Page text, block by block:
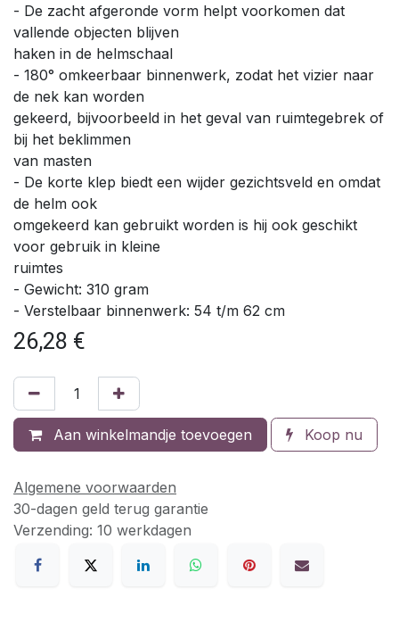
- De zacht afgeronde vorm helpt voorkomen dat
vallende objecten blijven
haken in de helmschaal
- 180° omkeerbaar binnenwerk, zodat het vizier naar
de nek kan worden
gekeerd, bijvoorbeeld in het geval van ruimtegebrek of
bij het beklimmen
van masten
- De korte klep biedt een wijder gezichtsveld en omdat
de helm ook
omgekeerd kan gebruikt worden is hij ook geschikt
voor gebruik in kleine
ruimtes
- Gewicht: 310 gram
- Verstelbaar binnenwerk: 54 t/m 62 cm
26,28 €
Aan winkelmandje toevoegen Koop nu
Algemene voorwaarden
30-dagen geld terug garantie
Verzending: 10 werkdagen